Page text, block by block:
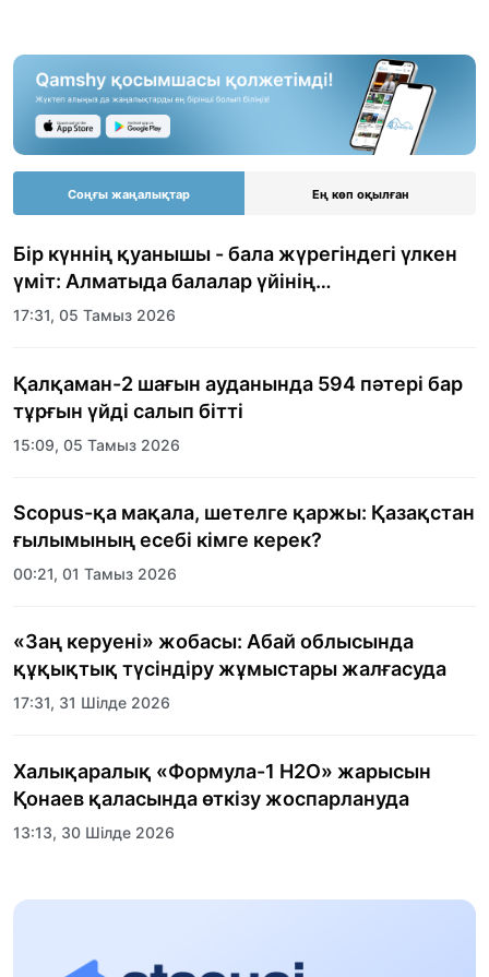
Соңғы жаңалықтар Ең көп оқылған
Бір күннің қуанышы - бала жүрегіндегі үлкен
үміт: Алматыда балалар үйінің
тәрбиеленушілеріне мерекелік күн
17:31, 05 Тамыз 2026
Қалқаман-2 шағын ауданында 594 пәтері бар
тұрғын үйді салып бітті
15:09, 05 Тамыз 2026
Scopus-қа мақала, шетелге қаржы: Қазақстан
ғылымының есебі кімге керек?
00:21, 01 Тамыз 2026
«Заң керуені» жобасы: Абай облысында
құқықтық түсіндіру жұмыстары жалғасуда
17:31, 31 Шілде 2026
Халықаралық «Формула-1 H2O» жарысын
Қонаев қаласында өткізу жоспарлануда
13:13, 30 Шілде 2026
Асхат Асылбеков: Күшті билікке күшті
12:01, 28 Шілде 2026